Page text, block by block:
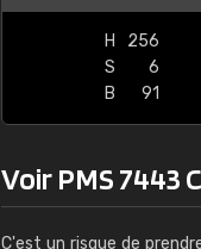
H
256
S
6
B
91
Voir PMS 7443
C'est un risque de